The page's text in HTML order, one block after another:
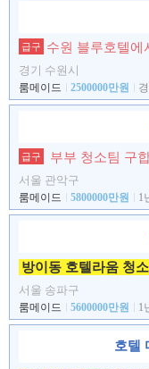
급구 수원 블루호텔에
경기 수원시
룸메이드 2500000만원
급구 부부 청소팀 구
서울 관악구
룸메이드 5800000만원 1
방이동 호텔라움 청
서울 송파구
룸메이드 5600000만원 1
호텔